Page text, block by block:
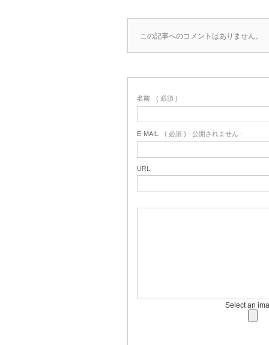
この記事へのコメントはありません。
名前 ( 必須 )
E-MAIL ( 必須 ) - 公開されません -
URL
Select an